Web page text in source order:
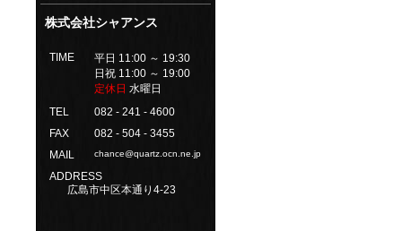
株式会社シャアンス
TIME
平日 11:00 ～ 19:30
日祝 11:00 ～ 19:00
定休日 水曜日
TEL
082 - 241 - 4600
FAX
082 - 504 - 3455
MAIL
chance@quartz.ocn.ne.jp
ADDRESS
広島市中区本通り4-23